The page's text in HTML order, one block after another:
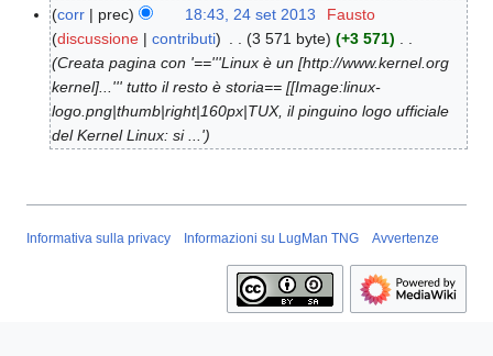
g2
3
corr prec 18:43, 24 set 2013
Fausto
discussione
contributi 3 571 byte
+3 571
Creata pagina con '=='''Linux è un [http://www.kernel.org
kernel]...''' tutto il resto è storia== [[Image:linux-
logo.png|thumb|right|160px|TUX, il pinguino logo ufficiale
del Kernel Linux: si ...'
Informativa sulla privacy Informazioni su LugMan TNG Avvertenze